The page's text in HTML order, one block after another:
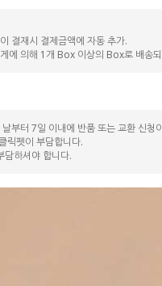
결재시 결제금액에 자동 추가.
에 의해 1개 Box 이상의 Box로 배
부터 7일 이내에 반품 또는 교환 신
릭펫이 부담합니다.
담하셔야 합니다.